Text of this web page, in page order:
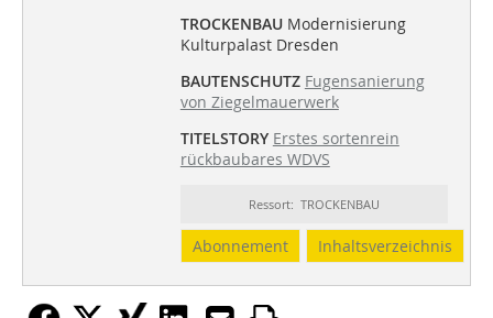
TROCKENBAUModernisierung
Kulturpalast Dresden
BAUTENSCHUTZ Fugensanierung
von Ziegelmauerwerk
TITELSTORY Erstes sortenrein
rückbaubares WDVS
Ressort: TROCKENBAU
Abonnement Inhaltsverzeichnis